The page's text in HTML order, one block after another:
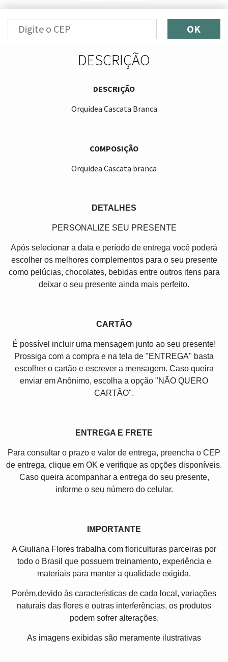
OK
DESCRIÇÃO
DESCRIÇÃO
Orquidea Cascata Branca
COMPOSIÇÃO
Orquidea Cascata branca
DETALHES
PERSONALIZE SEU PRESENTE
Após selecionar a data e período de entrega você poder
escolher os melhores complementos para o seu presente
como pelúcias, chocolates, bebidas entre outros itens para
deixar o seu presente ainda mais perfeito.
CARTÃO
É possível incluir uma mensagem junto ao seu presente!
Prossiga com a compra e na tela de "ENTREGA" basta
escolher o cartão e escrever a mensagem. Caso queira
enviar em Anônimo, escolha a opção "NÃO QUERO
CARTÃO".
ENTREGA E FRETE
Para consultar o prazo e valor de entrega, preencha o CEP
de entrega, clique em OK e verifique as opções disponíveis.
Caso queira acompanhar a entrega do seu presente,
informe o seu número do celular.
IMPORTANTE
A Giuliana Flores trabalha com floriculturas parceiras por
todo o Brasil que possuem treinamento, experiência e
materiais para manter a qualidade exigida.
Porém,devido às características de cada local, variações
naturais das flores e outras interferências, os produtos
podem sofrer alterações.
As imagens exibidas são meramente ilustrativas